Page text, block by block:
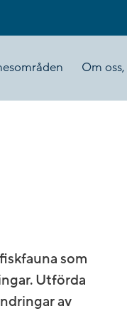
Om
som
Utförda
av